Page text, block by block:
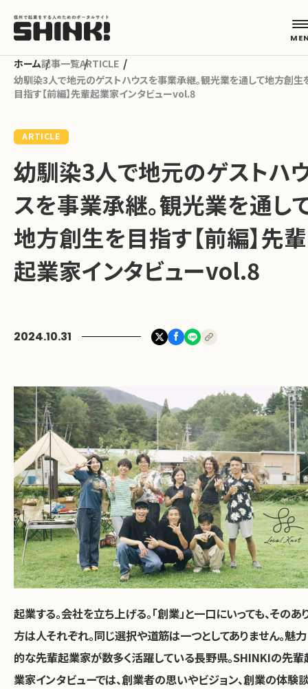
カテゴリから探す
地域から探す
キーワードから探す
お問い合わせ
記事一覧ARTICLE
幼馴染3人で地元のゲストハウスを事業承継。観光業を通して地方創生
目指す【前編】先輩起業家インタビューvol.8
ARTICLE
幼馴染3人で地元のゲストハ
スを事業承継。観光業を通し
地方創生を目指す【前編】先輩
起業家インタビューvol.8
2024.10.31
起業する。会社を立ち上げる。「創業」と一口にいっても、そのあ
方は人それぞれ。同じ選択や道筋は一つとしてありません。魅力
的な先輩起業家が数多く活躍している長野県。SHINKIの先輩
業家インタビューでは、創業者の思いやビジョン、創業の体験